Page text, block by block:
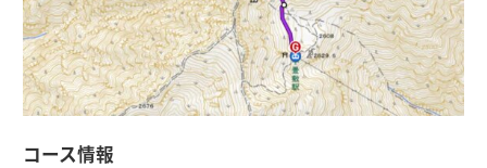
コース情報